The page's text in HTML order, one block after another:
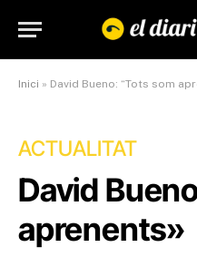
Inici » David Bueno: “Tots som
ACTUALITAT
David
aprenents»